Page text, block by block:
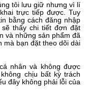
tôi lưu giữ nhưng vì lí
trực tiếp được. Tuy
bằng cách đăng nhập
thấy chi tiết đơn đặt
và những sản phẩm đã
mà bạn đặt theo dõi dài
nhân và không được
chịu bất kỳ trách
đây không phải lỗi của